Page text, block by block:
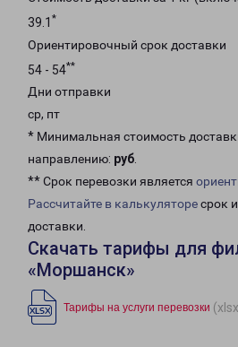
39.1 *
Ориентировочный срок доставки
54 - 54**
Дни отправки
ср, пт
* Минимальная стоимость
направлению: руб.
** Срок перевозки является
Рассчитайте в калькуляторесрок
доставки.
Скачать тарифы для
«Моршанск»
Тарифы на услуги перевозки